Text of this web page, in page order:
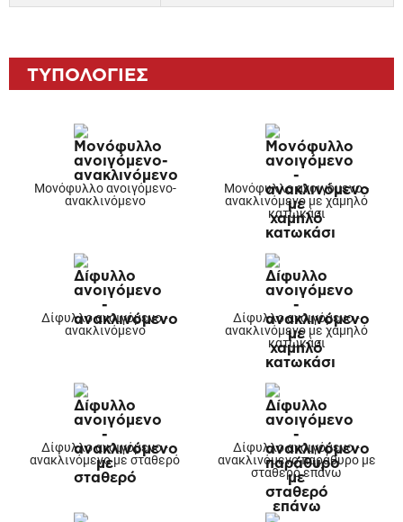
ΤΥΠΟΛΟΓΙΕΣ
Μονόφυλλο ανοιγόμενο-
ανακλινόμενο
Μονόφυλλο ανοιγόμενο -
ανακλινόμενο με χαμηλό
κατωκάσι
Δίφυλλο ανοιγόμενο -
ανακλινόμενο
Δίφυλλο ανοιγόμενο -
ανακλινόμενο με χαμηλό
κατωκάσι
Δίφυλλο ανοιγόμενο -
ανακλινόμενο με σταθερό
Δίφυλλο ανοιγόμενο -
ανακλινόμενο παράθυρο με
σταθερό επάνω